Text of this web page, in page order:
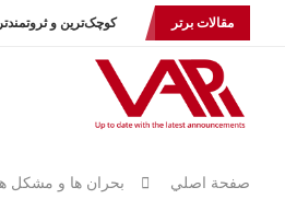
مقالات برتر کوچک‌ترین و
صفحة اصلي بحران ها و مشكل